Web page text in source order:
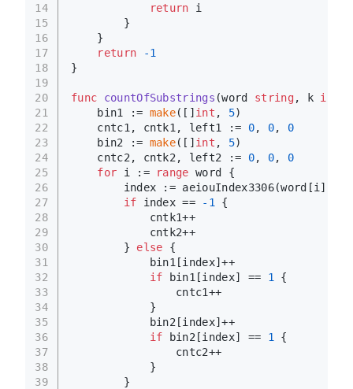
14
15
16
17
18
19
20
21
22
23
24
25
26
27
28
29
30
31
32
33
34
35
36
37
38
39
return i
        }
    }
return
-1
}
func countOfSubstrings (word string, k int
    bin1 :=
make([] int , 5)
    cntc1, cntk1, left1 :=
0, 0, 0
    bin2 :=
make([] int , 5)
    cntc2, cntk2, left2 :=
0, 0, 0
for i := range word {
        index := aeiouIndex3306(word[i])
if index == -1
{
            cntk1++
            cntk2++
        }
else {
            bin1[index]++
if bin1[index] == 1
{
                cntc1++
            }
            bin2[index]++
if bin2[index] == 1
{
                cntc2++
            }
        }